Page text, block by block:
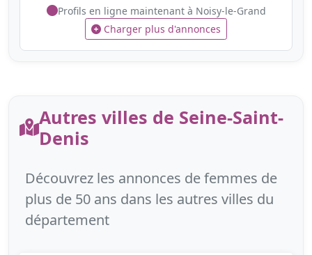
Profils en ligne maintenant à Noisy-le-Grand
Charger plus d'annonces
Autres villes de Seine-Saint-
Denis
Découvrez les annonces de femmes de
plus de 50 ans dans les autres villes du
département